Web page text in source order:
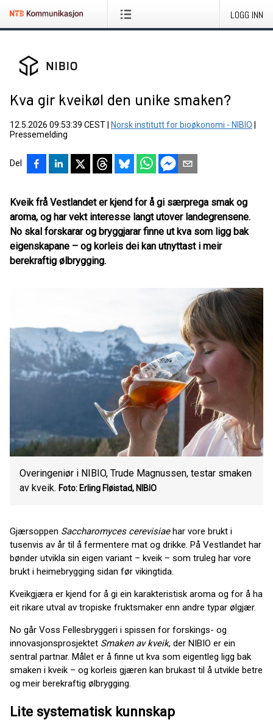
LOGG INN
Kva gir kveikøl den unike smaken?
12.5.2026 09:53:39 CEST Norsk institutt for bioøkonomi - NIBIO
Pressemelding
Del
Kveik frå Vestlandet er kjend for å gi særprega smak og
aroma, og har vekt interesse langt utover landegrensene.
No skal forskarar og bryggjarar finne ut kva som ligg bak
eigenskapane – og korleis dei kan utnyttast i meir
berekraftig ølbrygging.
Overingeniør i NIBIO, Trude Magnussen, testar smaken
av kveik. Foto: Erling Fløistad, NIBIO
Gjærsoppen Saccharomyces cerevisiaehar vore brukt i
tusenvis av år til å fermentere mat og drikke. På Vestlandet har
bønder utvikla sin eigen variant – kveik – som truleg har vore
brukt i heimebrygging sidan før vikingtida.
Kveikgjæra er kjend for å gi ein karakteristisk aroma og for å ha
eit rikare utval av tropiske fruktsmaker enn andre typar ølgjær.
No går Voss Fellesbryggeri i spissen for forskings- og
innovasjonsprosjektet Smaken av kveik, der NIBIO er ein
sentral partnar. Målet er å finne ut kva som eigentleg ligg bak
smaken i kveik – og korleis gjæren kan brukast til å utvikle betre
og meir berekraftig ølbrygging.
Lite systematisk kunnskap